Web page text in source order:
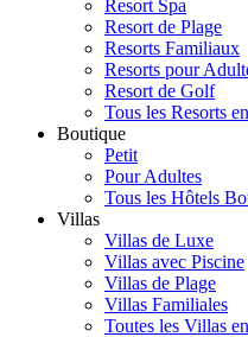
Resort Spa
Resort de Plage
Resorts Familiaux
Resorts pour
Resort de Golf
Tous les Resorts
Boutique
Petit
Pour Adultes
Tous les Hôtels
Villas
Villas de Luxe
Villas avec Piscine
Villas de Plage
Villas Familiales
Toutes les Villas